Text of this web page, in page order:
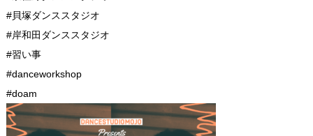
#貝塚ダンススタジオ
#岸和田ダンススタジオ
#習い事
#danceworkshop
#doam